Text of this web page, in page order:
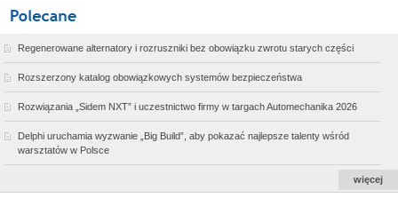
Regenerowane alternatory i rozruszniki bez obowiązku zwrotu starych części
Rozszerzony katalog obowiązkowych systemów bezpieczeństwa
Rozwiązania „Sidem NXT” i uczestnictwo firmy w targach Automechanika 2026
Delphi uruchamia wyzwanie „Big Build”, aby pokazać najlepsze talenty wśród
warsztatów w Polsce
więcej